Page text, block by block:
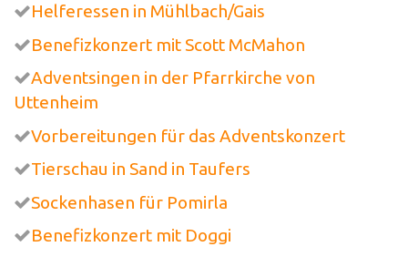
Helferessen in Mühlbach/Gais
Benefizkonzert mit Scott McMahon
Adventsingen in der Pfarrkirche von
Uttenheim
Vorbereitungen für das Adventskonzert
Tierschau in Sand in Taufers
Sockenhasen für Pomirla
Benefizkonzert mit Doggi